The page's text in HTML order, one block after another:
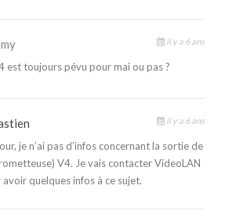
il y a 6 ans
est toujours pévu pour mai ou pas ?
il y a 6 ans
je n’ai pas d’infos concernant la sortie de
V4. Je vais contacter VideoLAN
quelques infos à ce sujet.